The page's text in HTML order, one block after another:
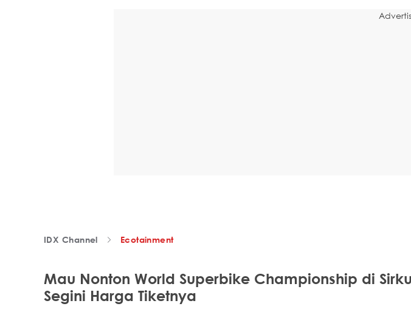
IDX Channel Ecotainment
Mau Nonton World Superbike Championship di
Segini Harga Tiketnya